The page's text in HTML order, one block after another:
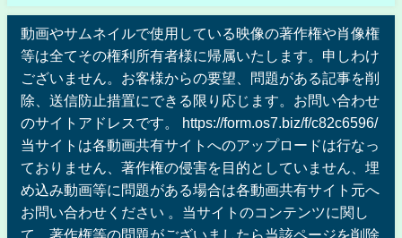
動画やサムネイルで使用している映像の著作権や肖像権
等は全てその権利所有者様に帰属いたします。申しわけ
ございません。お客様からの要望、問題がある記事を削
除、送信防止措置にできる限り応じます。お問い合わせ
のサイトアドレスです。 https://form.os7.biz/f/c82c6596/
当サイトは各動画共有サイトへのアップロードは行なっ
ておりません、著作権の侵害を目的としていません、埋
め込み動画等に問題がある場合は各動画共有サイト元へ
お問い合わせください 。当サイトのコンテンツに関し
て、著作権等の問題がございましたら当該ページを削除